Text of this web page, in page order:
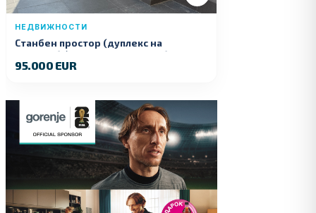
НЕДВИЖНОСТИ
Станбен простор (дуплекс на
продажба) – Ул. Стојан Арсов бр. 1,
Куманово
95.000 EUR